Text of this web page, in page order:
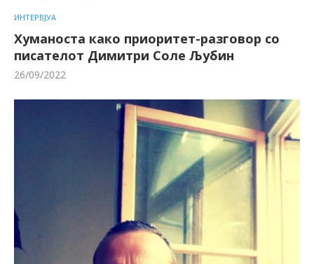
ИНТЕРВЈУА
Хуманоста како приоритет-разговор со
писателот Димитри Соле Љубин
26/09/2022